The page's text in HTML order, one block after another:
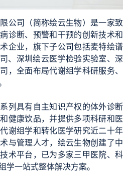
公司（简称绘云生物）是一家致
诊断、预警和干预的创新技术和
企业，旗下子公司包括麦特绘谱
、深圳绘云医学检验实验室、深
，全面布局代谢组学科研服务、
列具有自主知识产权的体外诊断
健康饮品，并提供多项科研和医
谢组学和转化医学研究近二十年
与管理人才，绘云生物创建了中
术平台，已为多家三甲医院、科
一站式整体解决方案。